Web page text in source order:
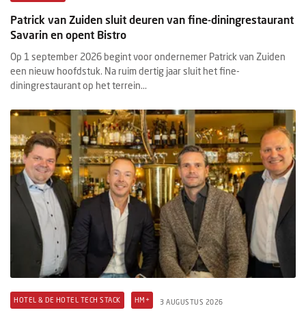
Patrick van Zuiden sluit deuren van fine-diningrestaurant
Savarin en opent Bistro
Op 1 september 2026 begint voor ondernemer Patrick van Zuiden
een nieuw hoofdstuk. Na ruim dertig jaar sluit het fine-
diningrestaurant op het terrein...
HOTEL & DE HOTEL TECH STACK HM+ 3 AUGUSTUS 2026